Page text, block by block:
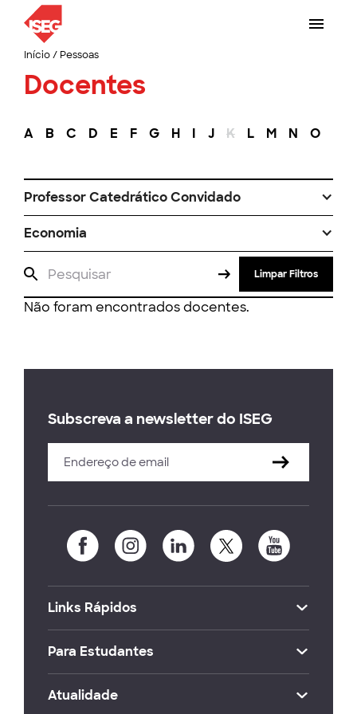
Início/ Pessoas
Docentes
A B C D E F G H I J K L M N O
Professor Catedrático Convidado
Economia
Limpar Filtros
Não foram encontrados docentes.
Subscreva a newsletter do ISEG
Links Rápidos
Para Estudantes
Atualidade